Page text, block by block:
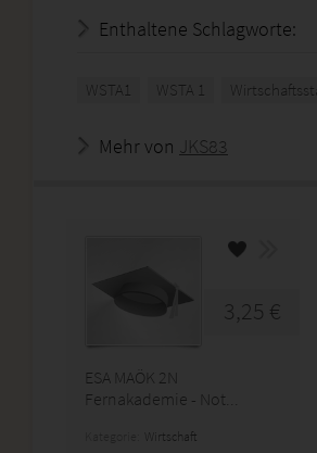
Enthaltene Schlagworte:
WSTA1 WSTA 1
Mehr von JKS83
3,25 €
ESA MAÖK 2N
Fernakademie - Not...
Wirtschaft